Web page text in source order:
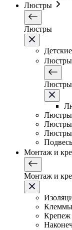
Люстры
Люстры
Люстры
Люстры
Люстры
Люстры
Люстры
Монтаж и
Монтаж и
Крепеж